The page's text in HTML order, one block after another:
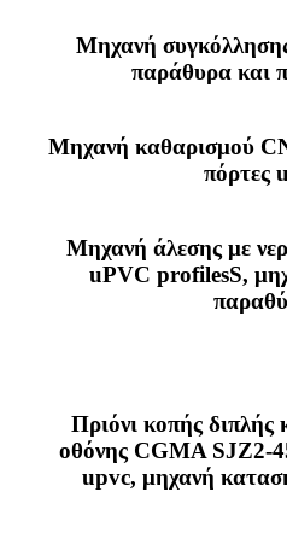
Μηχανή
παράθυρα και
Μηχανή καθαρισμού
πόρτες
Μηχανή άλεσης με
uPVC profilesS,
Πριόνι κοπής
οθόνης CGMA SJZ2-
upvc, μηχανή